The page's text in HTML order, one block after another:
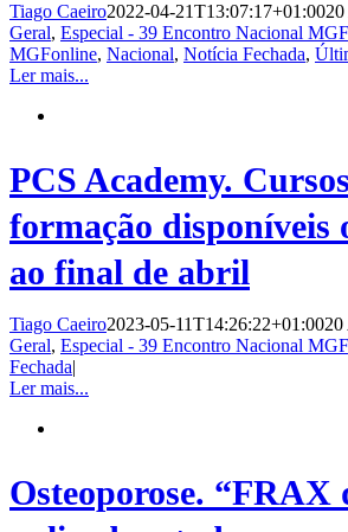
Tiago Caeiro2022-04-21T13:07:17+01:00
Geral, Especial - 39 Encontro Nacional MGF
MGFonline, Nacional, Notícia Fechada,
Ler mais...
PCS Academy.
formação disponíveis
ao final de abril
Tiago Caeiro2023-05-11T14:26:22+01:0020
Geral, Especial - 39 Encontro Nacional MGF
Fechada|
Ler mais...
Osteoporose. “FRAX